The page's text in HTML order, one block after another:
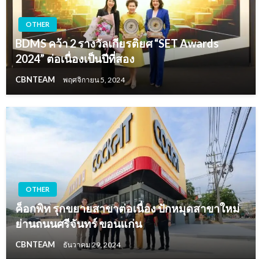
OTHER
BDMS คว้า 2 รางวัลเกียรติยศ “SET Awards
2024” ต่อเนื่องเป็นปีที่สอง
CBNTEAM พฤศจิกายน 5, 2024
OTHER
ค็อกพิท รุกขยายสาขาต่อเนื่อง ปักหมุดสาขาใหม่
ย่านถนนศรีจันทร์ ขอนแก่น
CBNTEAM ธันวาคม 29, 2024